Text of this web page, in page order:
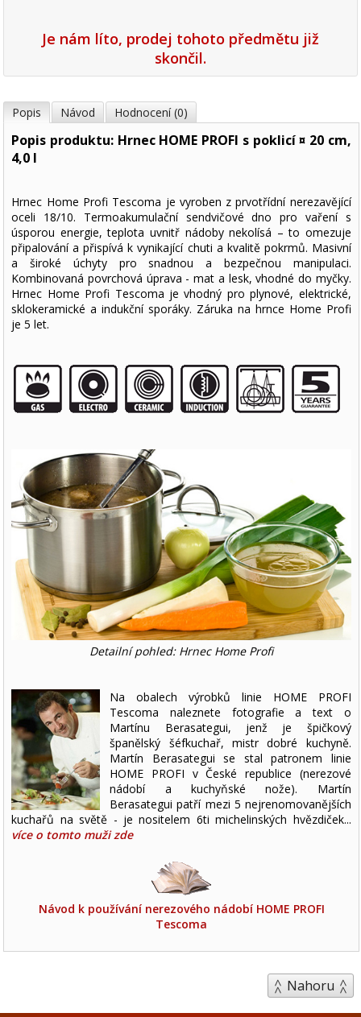
Je nám líto, prodej tohoto předmětu již
skončil.
Popis Návod Hodnocení (0)
Popis produktu: Hrnec HOME PROFI s poklicí ¤ 20 cm,
4,0 l
Hrnec Home Profi Tescoma je vyroben z prvotřídní nerezavějící
oceli 18/10. Termoakumulační sendvičové dno pro vaření s
úsporou energie, teplota uvnitř nádoby nekolísá – to omezuje
připalování a přispívá k vynikající chuti a kvalitě pokrmů. Masivní
a široké úchyty pro snadnou a bezpečnou manipulaci.
Kombinovaná povrchová úprava - mat a lesk, vhodné do myčky.
Hrnec Home Profi Tescoma je vhodný pro plynové, elektrické,
sklokeramické a indukční sporáky. Záruka na hrnce Home Profi
je 5 let.
Detailní pohled: Hrnec Home Profi
Na obalech výrobků linie HOME PROFI
Tescoma naleznete fotografie a text o
Martínu Berasategui, jenž je špičkový
španělský šéfkuchař, mistr dobré kuchyně.
Martín Berasategui se stal patronem linie
HOME PROFI v České republice (nerezové
nádobí a kuchyňské nože). Martín
Berasategui patří mezi 5 nejrenomovanějších
kuchařů na světě - je nositelem 6ti michelinských hvězdiček...
více o tomto muži zde
Návod k používání nerezového nádobí HOME PROFI
Tescoma
Nahoru